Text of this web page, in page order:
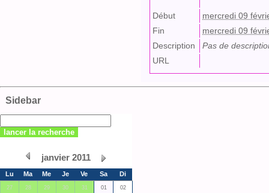
Début
mercredi 09
Fin
mercredi 09
Description
Pas de
URL
Sidebar
janvier 2011
Lu Ma Me Je Ve Sa Di
27 28 29 30 31 01 02